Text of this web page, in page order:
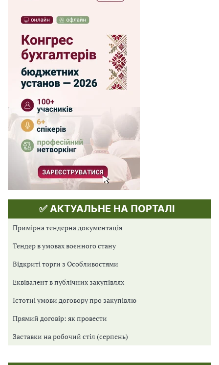
✅ АКТУАЛЬНЕ НА ПОРТАЛІ
Примірна тендерна документація
Тендер в умовах воєнного стану
Відкриті торги з Особливостями
Еквівалент в публічних закупівлях
Істотні умови договору про закупівлю
Прямий договір: як провести
Заставки на робочий стіл (серпень)